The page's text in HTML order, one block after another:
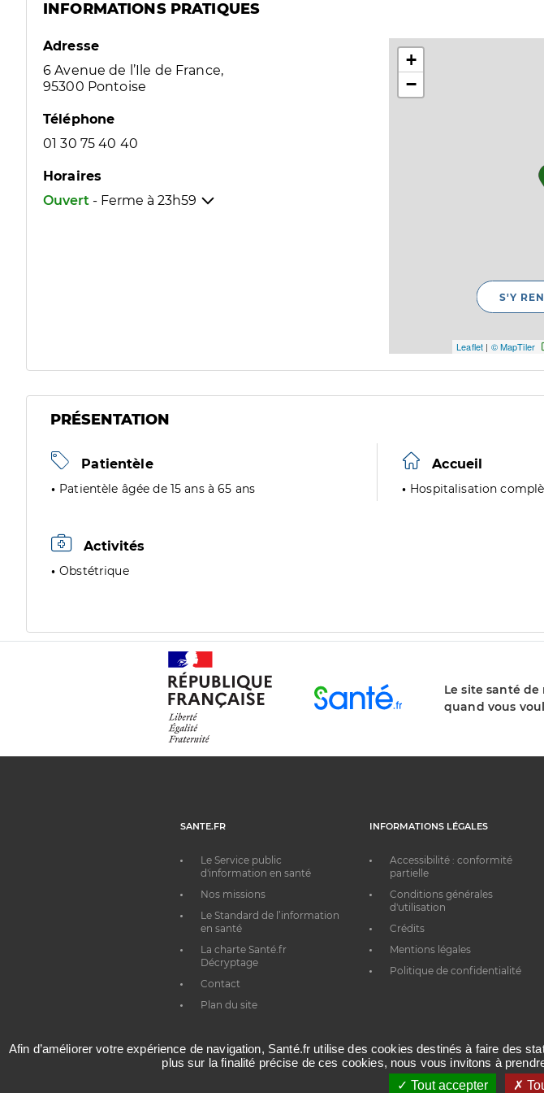
INFORMATIONS PRATIQUES
Adresse
6 Avenue de l’Ile de France,
95300 Pontoise
Téléphone
01 30 75 40 40
Horaires
Ouvert - Ferme à 23h59
+
−
Leaflet | © MapTiler
S'Y
PRÉSENTATION
Patientèle
Patientèle âgée de 15 ans à 65 ans
Accueil
Hospitalisation
Activités
Obstétrique
Le site santé de
quand vous
SANTE.FR
Le Service public
d'information en santé
Nos missions
Le Standard de l’information
en santé
La charte Santé.fr
Décryptage
Contact
Plan du site
INFORMATIONS LÉGALES
Accessibilité : conformité
partielle
Conditions générales
d'utilisation
Crédits
Mentions légales
Politique de confidentialité
Afin d’améliorer votre expérience de navigation, Santé.fr utilise des cookies destinés à faire des
plus sur la finalité précise de ces cookies, nous vous invitons à
Tout accepter